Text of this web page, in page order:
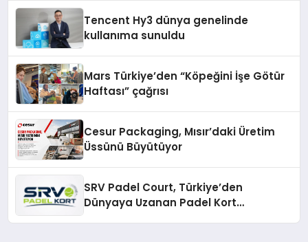
Tencent Hy3 dünya genelinde
kullanıma sunuldu
Mars Türkiye’den “Köpeğini İşe Götür
Haftası” çağrısı
Cesur Packaging, Mısır’daki Üretim
Üssünü Büyütüyor
SRV Padel Court, Türkiye’den
Dünyaya Uzanan Padel Kort